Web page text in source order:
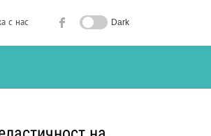
с нас Dark